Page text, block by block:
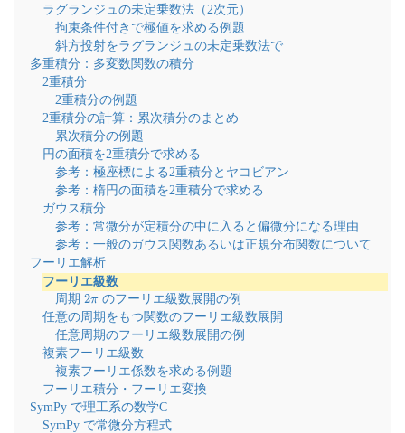
ラグランジュの未定乗数法（2次元）
拘束条件付きで極値を求める例題
斜方投射をラグランジュの未定乗数法で
多重積分：多変数関数の積分
2重積分
2重積分の例題
2重積分の計算：累次積分のまとめ
累次積分の例題
円の面積を2重積分で求める
参考：極座標による2重積分とヤコビアン
参考：楕円の面積を2重積分で求める
ガウス積分
参考：常微分が定積分の中に入ると偏微分になる理由
参考：一般のガウス関数あるいは正規分布関数について
フーリエ解析
フーリエ級数
周期 2πのフーリエ級数展開の例
任意の周期をもつ関数のフーリエ級数展開
任意周期のフーリエ級数展開の例
複素フーリエ級数
複素フーリエ係数を求める例題
フーリエ積分・フーリエ変換
SymPy で理工系の数学C
SymPy で常微分方程式